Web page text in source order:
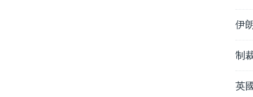
伊
制
英